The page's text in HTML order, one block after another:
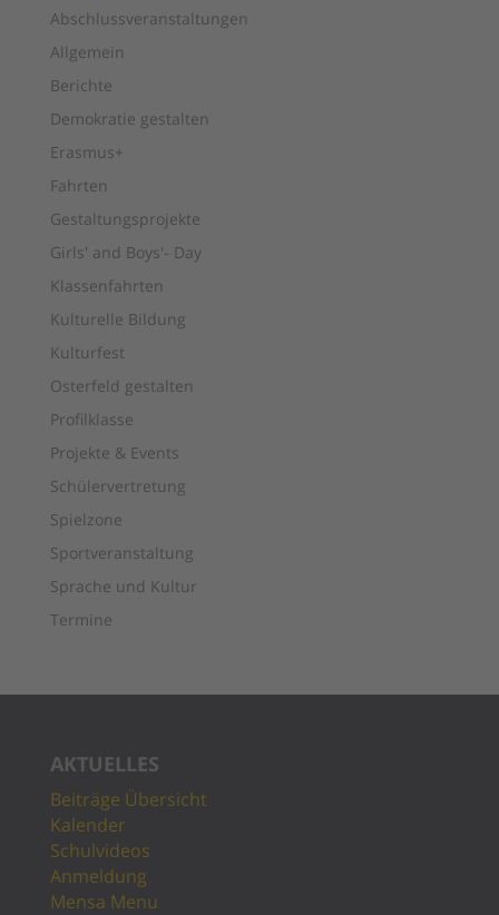
Abschlussveranstaltungen
Allgemein
Berichte
Demokratie gestalten
Erasmus+
Fahrten
Gestaltungsprojekte
Girls' and Boys'- Day
Klassenfahrten
Kulturelle Bildung
Kulturfest
Osterfeld gestalten
Profilklasse
Projekte & Events
Schülervertretung
Spielzone
Sportveranstaltung
Sprache und Kultur
Termine
AKTUELLES
Beiträge Übersicht
Kalender
Schulvideos
Anmeldung
Mensa Menu